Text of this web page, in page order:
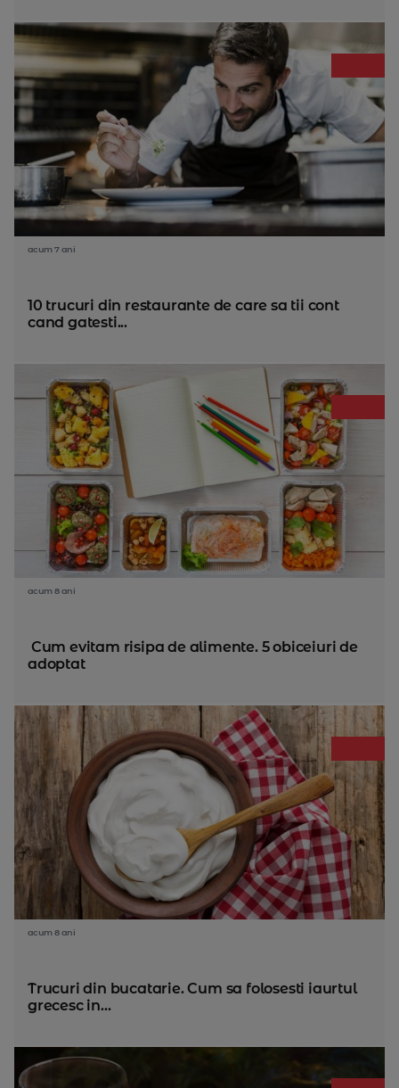
acum 7 ani
10 trucuri din restaurante de care sa tii cont
cand gatesti...
acum 8 ani
Cum evitam risipa de alimente. 5 obiceiuri de
adoptat
acum 8 ani
Trucuri din bucatarie. Cum sa folosesti iaurtul
grecesc in...